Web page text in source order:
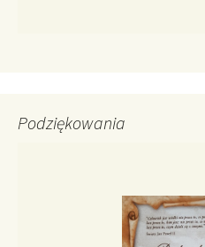
Podziękowania